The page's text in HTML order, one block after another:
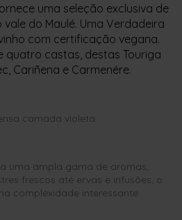
uma seleção exclusiva de
do Maulé. Uma Verdadeira
com certificação vegana.
quatro castas, destas Touriga
Cariñena e Carmenére.
camada violeta.
uma ampla gama de aromas,
frescos até ervas e infusões, o
complexidade interessante.